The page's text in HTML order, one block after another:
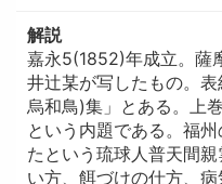
解説
嘉永5(1852)年成立。薩
井辻某が写したもの。
烏和鳥)集」とある。上
という内題である。福
たという琉球人普天間
い方、餌づけの仕方、